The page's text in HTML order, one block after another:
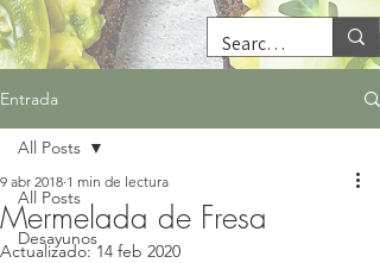
Entrada
All Posts
Desayunos
All Posts
Mermelada de Fresa
9 abr 2018 1 min de lectura
Actualizado:14 feb 2020